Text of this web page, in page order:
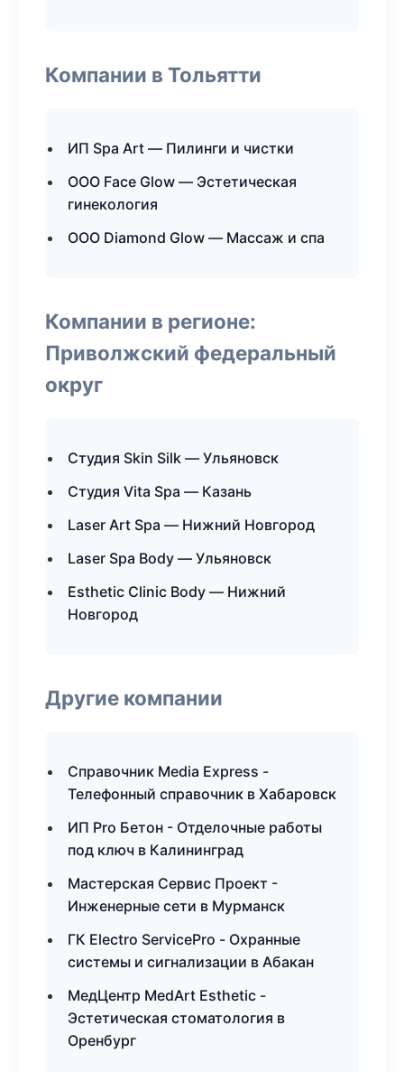
Компании в Тольятти
ИП Spa Art — Пилинги и чистки
ООО Face Glow — Эстетическая
гинекология
ООО Diamond Glow — Массаж и спа
Компании в регионе:
Приволжский федеральный
округ
Студия Skin Silk — Ульяновск
Студия Vita Spa — Казань
Laser Art Spa — Нижний Новгород
Laser Spa Body — Ульяновск
Esthetic Clinic Body — Нижний
Новгород
Другие компании
Справочник Media Express -
Телефонный справочник в Хабаровск
ИП Pro Бетон - Отделочные работы
под ключ в Калининград
Мастерская Сервис Проект -
Инженерные сети в Мурманск
ГК Electro ServicePro - Охранные
системы и сигнализации в Абакан
МедЦентр MedArt Esthetic -
Эстетическая стоматология в
Оренбург